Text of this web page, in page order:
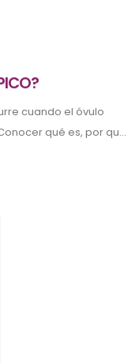
cuando el óvulo
qué es, por qu...